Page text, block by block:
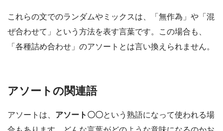
これらの文でのランダムやミックスは、「無作為」や「混
ぜ合わせて」という方法を表す言葉です。この場合も、
「各種詰め合わせ」のアソートとは言い換えられません。
アソートの関連語
アソートは、 アソート〇〇という熟語になって使われる場